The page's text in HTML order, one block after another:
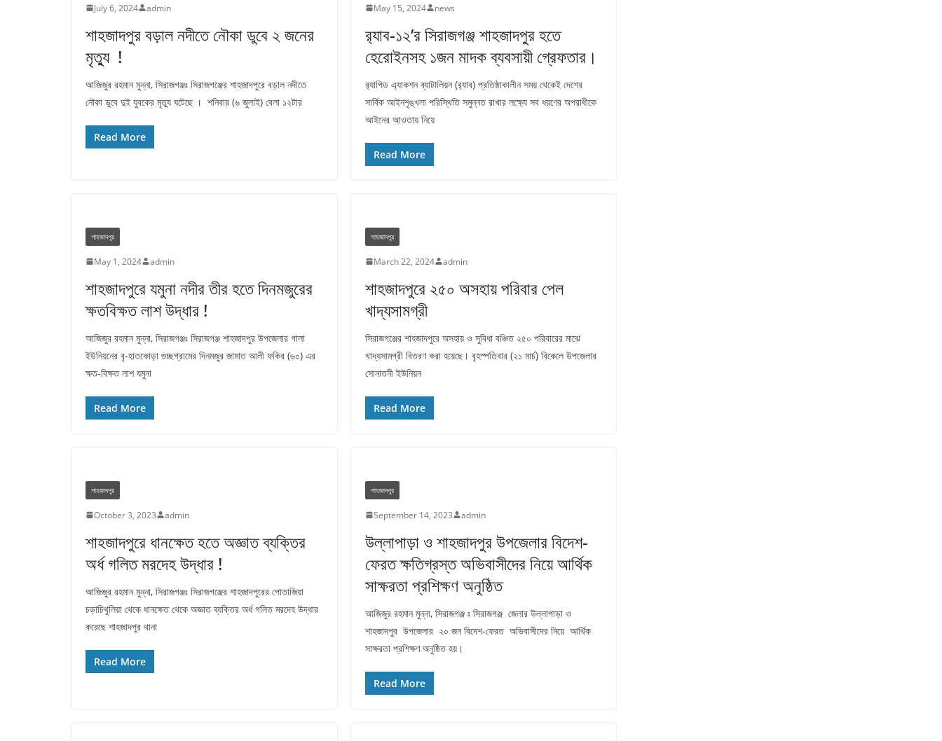
July 6, 2024 admin
শাহজাদপুর বড়াল নদীতে নৌকা ডুবে ২ জনের
মৃত্যু !
আজিজুর রহমান মুন্না, সিরাজগঞ্জঃ সিরাজগঞ্জের শাহজাদপুরে বড়াল নদীতে
নৌকা ডুবে দুই যুবকের মৃত্যু ঘটেছে । শনিবার (৬ জুলাই) বেলা ১২টার
Read More
May 15, 2024 news
র‌্যাব-১২’র সিরাজগঞ্জ শাহজাদপুর হতে
হেরোইনসহ ১জন মাদক ব্যবসায়ী গ্রেফতার।
র‌্যাপিড এ্যাকশন ব্যাটালিয়ন (র‌্যাব) প্রতিষ্ঠাকালীন সময় থেকেই দেশের
সার্বিক আইনশৃঙ্খলা পরিস্থিতি সমুন্নত রাখার লক্ষ্যে সব ধরণের অপরাধীকে
আইনের আওতায় নিয়ে
Read More
শাহজাদপুর
May 1, 2024 admin
শাহজাদপুরে যমুনা নদীর তীর হতে দিনমজুরের
ক্ষতবিক্ষত লাশ উদ্ধার !
আজিজুর রহমান মুন্না, সিরাজগঞ্জঃ সিরাজগঞ্জ শাহজাদপুর উপজেলার গালা
ইউনিয়নের বৃ-হাতকোড়া গুচ্ছগ্রামের দিনমজুর জামাত আলী ফকির (৬০) এর
ক্ষত-বিক্ষত লাশ যমুনা
Read More
শাহজাদপুর
March 22, 2024 admin
শাহজাদপুরে ২৫০ অসহায় পরিবার পেল
খাদ্যসামগ্রী
সিরাজগঞ্জের শাহজাদপুরে অসহায় ও সুবিধা বঞ্চিত ২৫০ পরিবারের মাঝে
খাদ্যসামগ্রী বিতরণ করা হয়েছে। বৃহস্পতিবার (২১ মার্চ) বিকেলে উপজেলার
সোনাতনী ইউনিয়ন
Read More
শাহজাদপুর
October 3, 2023 admin
শাহজাদপুরে ধানক্ষেত হতে অজ্ঞাত ব্যক্তির
অর্ধ গলিত মরদেহ উদ্ধার !
আজিজুর রহমান মুন্না, সিরাজগঞ্জঃ সিরাজগঞ্জের শাহজাদপুরের পোতাজিয়া
চড়াচিথুলিয়া থেকে ধানক্ষেত থেকে অজ্ঞাত ব্যক্তির অর্ধ গলিত মরদেহ উদ্ধার
করেছে শাহজাদপুর থানা
Read More
শাহজাদপুর
September 14, 2023 admin
উল্লাপাড়া ও শাহজাদপুর উপজেলার বিদেশ-
ফেরত ক্ষতিগ্রস্ত অভিবাসীদের নিয়ে আর্থিক
সাক্ষরতা প্রশিক্ষণ অনুষ্ঠিত
আজিজুর রহমান মুন্না, সিরাজগঞ্জ ঃ সিরাজগঞ্জ জেলার উল্লাপাড়া ও
শাহজাদপুর উপজেলার ২০ জন বিদেশ-ফেরত অভিবাসীদের নিয়ে আর্থিক
সাক্ষরতা প্রশিক্ষণ অনুষ্ঠিত হয়।
Read More